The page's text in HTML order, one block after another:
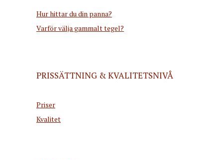
Hur hittar du din panna?
Varför välja gammalt tegel?
PRISSÄTTNING & KVALITETSNIVÅ
Priser
Kvalitet